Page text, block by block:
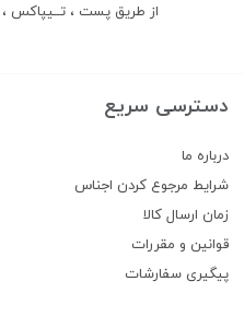
از طریق پست ، تــیپاکس ،
دسترسی سریع
درباره ما
شرایط مرجوع کردن اجناس
زمان ارسال کالا
قوانین و مقررات
پیگیری سفارشات